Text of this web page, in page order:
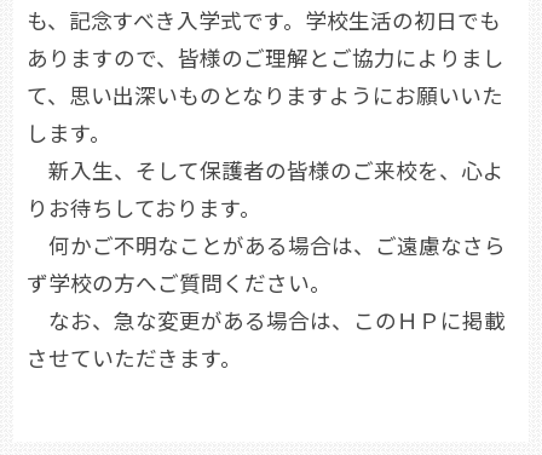
も、記念すべき入学式です。学校生活の初日でも
ありますので、皆様のご理解とご協力によりまし
て、思い出深いものとなりますようにお願いいた
します。
新入生、そして保護者の皆様のご来校を、心よ
りお待ちしております。
何かご不明なことがある場合は、ご遠慮なさら
ず学校の方へご質問ください。
なお、急な変更がある場合は、このＨＰに掲載
させていただきます。